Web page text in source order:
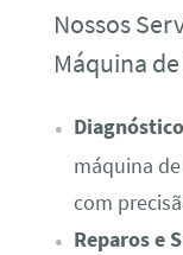
Nossos
Máquina
máquina
com
Reparos e